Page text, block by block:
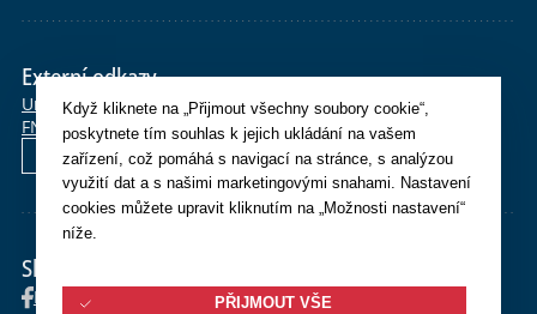
Externí odkazy
Univerzita KarlovaE-shopPo>StudiumSiSMoodleOBD
FN PlzeňWhois WebmailHelpdesk
English
Sledujte nás
Facebook Instagram YouTube
Když kliknete na „Přijmout všechny soubory cookie“,
poskytnete tím souhlas k jejich ukládání na vašem
zařízení, což pomáhá s navigací na stránce, s analýzou
využití dat a s našimi marketingovými snahami. Nastavení
cookies můžete upravit kliknutím na „Možnosti nastavení“
níže.
PŘIJMOUT VŠE